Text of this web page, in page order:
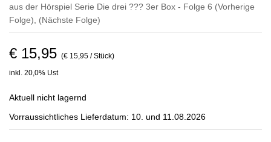
aus der Hörspiel Serie Die drei ??? 3er Box - Folge 6 (Vorherige
Folge)
(Nächste Folge)
€ 15,95 (€ 15,95 / Stück)
inkl. 20,0% Ust
Aktuell nicht lagernd
Vorraussichtliches Lieferdatum: 10. und 11.08.2026